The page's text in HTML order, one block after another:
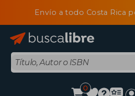
Envío a todo Costa Rica
0